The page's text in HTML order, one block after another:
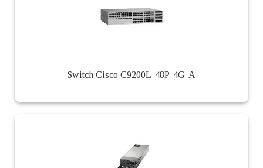
Switch Cisco C9200L-48P-4G-A